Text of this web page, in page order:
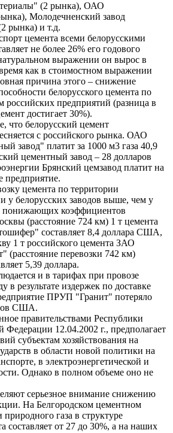
(2 рынка), ОАО
Молодечненский завод
рынка) и т.д.
цемента всеми белорусскими
не более 26% его годового
выражении он вырос в
как в стоимостном выражении
причина этого – снижение
белорусского цемента по
российских предприятий (разница в
достигает 30%).
что белорусский цемент
с российского рынка. ОАО
завод" платит за 1000 м3 газа 40,9
цементный завод – 28 долларов
Брянский цемзавод платит на
предприятие.
цемента по территории
у белорусских заводов выше, чем у
понижающих коэффициентов
(расстояние 724 км) 1 т цемента
составляет 8,4 доллара США,
1 т российского цемента ЗАО
(расстояние перевозки 742 км)
5,39 доллара.
и в тарифах при провозе
результате издержек по доставке
ПРУП "Гранит" потеряло
США.
правительствами Республики
Федерации 12.04.2002 г., предполагает
субъектам хозяйствования на
в области новой политики на
в электроэнергетической и
Однако в полном объеме оно не
серьезное внимание снижению
На Белгородском цементном
природного газа в структуре
составляет от 27 до 30%, а на наших